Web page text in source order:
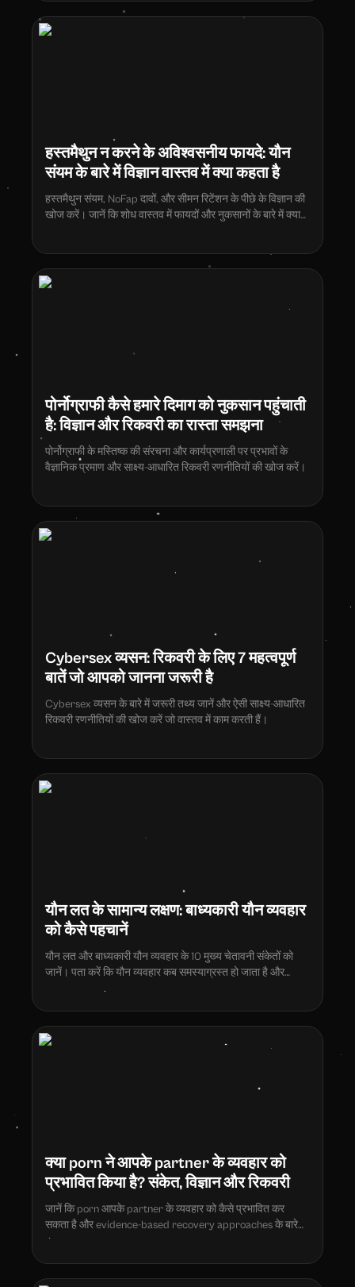
हस्तमैथुन न करने के अविश्वसनीय फायदे: यौन
संयम के बारे में विज्ञान वास्तव में क्या कहता है
हस्तमैथुन संयम, NoFap दावों, और सीमन रिटेंशन के पीछे के विज्ञान की
खोज करें। जानें कि शोध वास्तव में फायदों और नुकसानों के बारे में क्या
पोर्नोग्राफी कैसे हमारे दिमाग को नुकसान पहुंचाती
है: विज्ञान और रिकवरी का रास्ता समझना
पोर्नोग्राफी के मस्तिष्क की संरचना और कार्यप्रणाली पर प्रभावों के
वैज्ञानिक प्रमाण और साक्ष्य-आधारित रिकवरी रणनीतियों की खोज करें।
Cybersex व्यसन: रिकवरी के लिए 7 महत्वपूर्ण
बातें जो आपको जानना जरूरी है
Cybersex व्यसन के बारे में जरूरी तथ्य जानें और ऐसी साक्ष्य-आधारित
रिकवरी रणनीतियों की खोज करें जो वास्तव में काम करती हैं।
यौन लत के सामान्य लक्षण: बाध्यकारी यौन व्यवहार
को कैसे पहचानें
यौन लत और बाध्यकारी यौन व्यवहार के 10 मुख्य चेतावनी संकेतों को
जानें। पता करें कि यौन व्यवहार कब समस्याग्रस्त हो जाता है और
साक्ष्य-आधारित उपचार विकल्पों की खोज करें।
क्या porn ने आपके partner के व्यवहार को
प्रभावित किया है? संकेत, विज्ञान और रिकवरी
जानें कि porn आपके partner के व्यवहार को कैसे प्रभावित कर
सकता है और evidence-based recovery approaches के बारे
में।